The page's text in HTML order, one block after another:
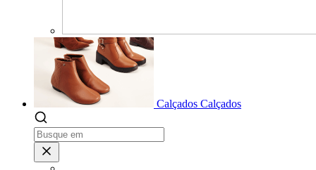
Calçados Calçados